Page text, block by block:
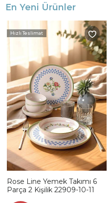
En Yeni Ürünler
Hızlı Teslimat
Rose Line Yemek Takımı 6
Parça 2 Kişilik 22909-10-11